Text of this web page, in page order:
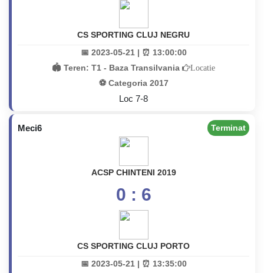
CS SPORTING CLUJ NEGRU
📅 2023-05-21 | ⏰ 13:00:00
🏟️ Teren: T1 - Baza Transilvania Locatie
⚽ Categoria 2017
Loc 7-8
Meci6 Terminat
ACSP CHINTENI 2019
0 : 6
CS SPORTING CLUJ PORTO
📅 2023-05-21 | ⏰ 13:35:00